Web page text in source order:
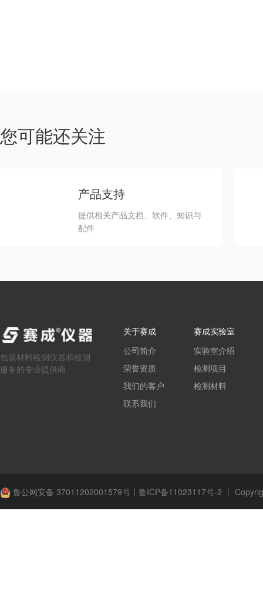
您可能还关注
产品支持
提供相关产品文档、软件、知识与
配件
包装材料检测仪器和检测
服务的专业提供商
关于赛成
公司简介
荣誉资质
我们的客户
联系我们
赛成实验室
实验室介绍
检测项目
检测材料
鲁公网安备 37011202001579号 丨 鲁ICP备11023117号-2 丨